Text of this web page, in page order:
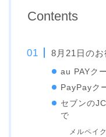
Contents
8月21日のお
au PAYク
PayPayク
セブンの
で
メルペイ